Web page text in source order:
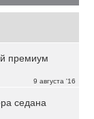
9 августа '16
премиум
седана